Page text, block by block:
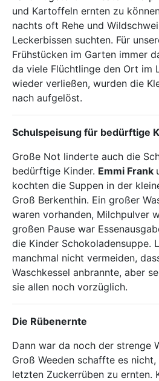
und Kartoffeln ernten zu
nachts oft Rehe und
Leckerbissen suchten. Für
Frühstücken im Garten immer
da viele Flüchtlinge den Ort im
wieder verließen, wurden die
nach aufgelöst.
Schulspeisung für bedürftige
Große Not linderte auch die
bedürftige Kinder. Emmi Frank
kochten die Suppen in der
Groß Berkenthin. Ein großer
waren vorhanden, Milchpulver
großen Pause war
die Kinder Schokoladensuppe.
manchmal nicht vermeiden,
Waschkessel anbrannte, aber
sie allen noch vorzüglich.
Die Rübenernte
Dann war da noch der strenge
Groß Weeden schaffte es
letzten Zuckerrüben zu ernten.